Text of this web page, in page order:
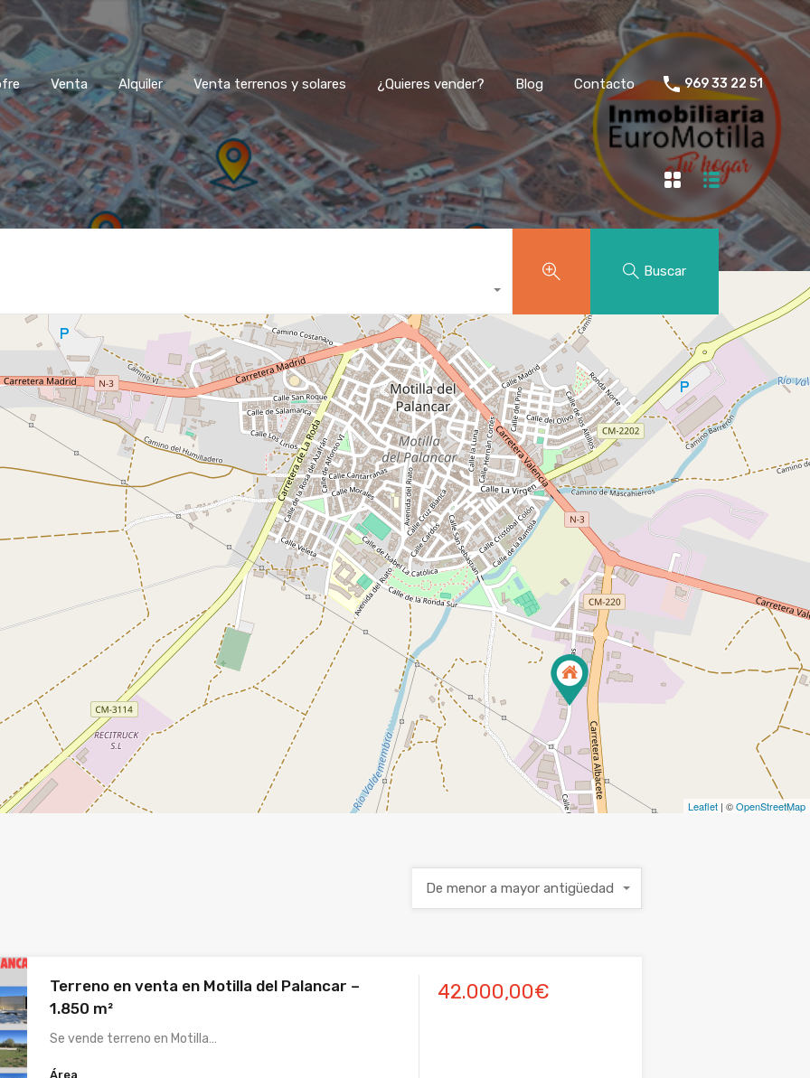
Venta Alquiler Venta terrenos y solares ¿Quieres vender? Blog Contacto 969 33 22 51
Buscar
Leaflet | ©OpenStreetMap
De menor a mayor antigüedad
Terreno en venta en Motilla del Palancar –
1.850 m²
Se vende terreno en Motilla…
Área
42.000,00€